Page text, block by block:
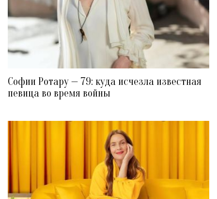
Софии Ротару — 79: куда исчезла известная
певица во время войны